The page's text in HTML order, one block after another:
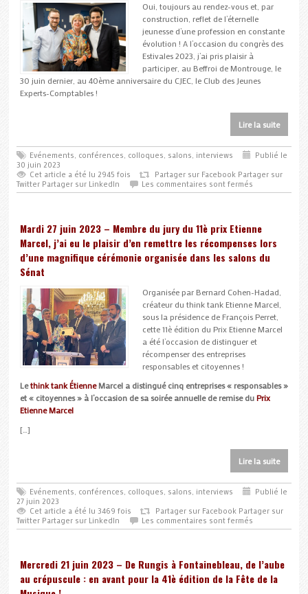
Oui, toujours au rendez-vous et, par
construction, reflet de l’éternelle
jeunesse d’une profession en constante
évolution ! A l’occasion du congrès des
Estivales 2023, j’ai pris plaisir à
participer, au Beffroi de Montrouge, le
30 juin dernier, au 40ème anniversaire du CJEC, le Club des Jeunes
Experts-Comptables !
Lire la suite
Evénements, conférences, colloques, salons, interviews
Publié le
30 juin 2023
Cet article a été lu 2945 fois
Partager sur Facebook Partager sur
Twitter Partager sur LinkedIn Les commentaires sont fermés
Mardi 27 juin 2023 – Membre du jury du 11è prix Etienne
Marcel, j’ai eu le plaisir d’en remettre les récompenses lors
d’une magnifique cérémonie organisée dans les salons du
Sénat
Organisée par Bernard Cohen-Hadad,
créateur du think tank Etienne Marcel,
sous la présidence de François Perret,
cette 11è édition du Prix Etienne Marcel
a été l’occasion de distinguer et
récompenser des entreprises
responsables et citoyennes !
Lethink tank ÉtienneMarcel a distingué cinq entreprises « responsables »
et « citoyennes » à l’occasion de sa soirée annuelle de remise duPrix
Etienne Marcel
[…]
Lire la suite
Evénements, conférences, colloques, salons, interviews
Publié le
27 juin 2023
Cet article a été lu 3469 fois
Partager sur Facebook Partager sur
Twitter Partager sur LinkedIn Les commentaires sont fermés
Mercredi 21 juin 2023 – De Rungis à Fontainebleau, de l’aube
au crépuscule : en avant pour la 41è édition de la Fête de la